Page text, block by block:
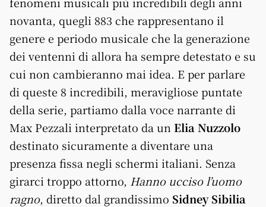
novanta, quegli 883 che rappresentano il
genere e periodo musicale che la generazione
dei ventenni di allora ha sempre detestato e su
cui non cambieranno mai idea. E per parlare
di queste 8 incredibili, meravigliose puntate
della serie, partiamo dalla voce narrante di
Max Pezzali interpretato da un Elia Nuzzolo
destinato sicuramente a diventare una
presenza fissa negli schermi italiani. Senza
girarci troppo attorno, Hanno ucciso l’uomo
ragno, diretto dal grandissimo Sidney Sibilia